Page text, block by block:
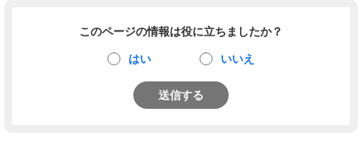
このページの情報は役に立ちましたか？
はい いいえ
送信する